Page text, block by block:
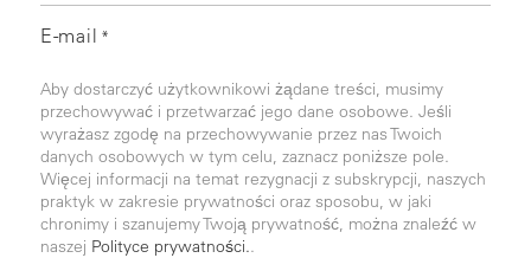
E-mail *
Aby dostarczyć użytkownikowi żądane treści, musimy
przechowywać i przetwarzać jego dane osobowe. Jeśli
wyrażasz zgodę na przechowywanie przez nas Twoich
danych osobowych w tym celu, zaznacz poniższe pole.
Więcej informacji na temat rezygnacji z subskrypcji, naszych
praktyk w zakresie prywatności oraz sposobu, w jaki
chronimy i szanujemy Twoją prywatność, można znaleźć w
naszej Polityce prywatności..